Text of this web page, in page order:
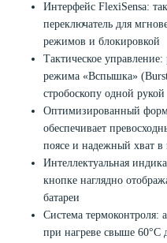
Интерфейс FlexiSensa:
переключатель для
режимов и блокировкой
Тактическое
режима «Вспышка»
стробоскопу одной рукой
Оптимизированный
обеспечивает
поясе и надежный хват в
Интеллектуальная
кнопке наглядно
батареи
Система термоконтроля:
при нагреве свыше 60°C